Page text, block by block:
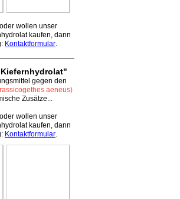
wollen unser
kaufen, dann
Kontaktformular
gegen den
aeneus)
Zusätze...
wollen unser
kaufen, dann
Kontaktformular